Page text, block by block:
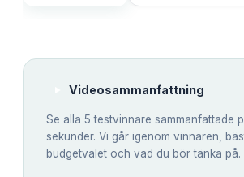
Videosammanfattning
Se alla 5 testvinnare sammanfattade
sekunder. Vi går igenom vinnaren,
budgetvalet och vad du bör tänka på.